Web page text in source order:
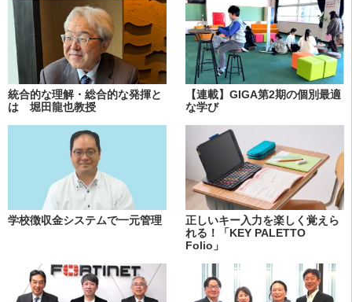
統合的な理解・総合的な発揮と
は 堀田龍也教授
【連載】GIGA第2期の個別最適
な学び
学校徴収金システムで一元管理
正しいキー入力を楽しく覚えら
れる！「KEY PALETTO
Folio」